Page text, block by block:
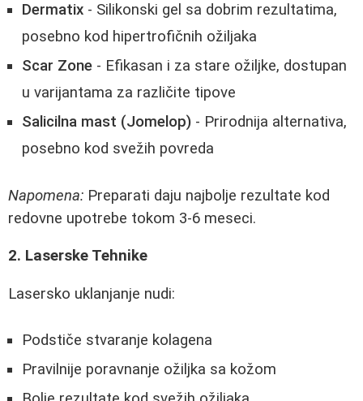
Dermatix - Silikonski gel sa dobrim rezultatima,
posebno kod hipertrofičnih ožiljaka
Scar Zone - Efikasan i za stare ožiljke, dostupan
u varijantama za različite tipove
Salicilna mast (Jomelop) - Prirodnija alternativa,
posebno kod svežih povreda
Napomena: Preparati daju najbolje rezultate kod
redovne upotrebe tokom 3-6 meseci.
2. Laserske Tehnike
Lasersko uklanjanje nudi:
Podstiče stvaranje kolagena
Pravilnije poravnanje ožiljka sa kožom